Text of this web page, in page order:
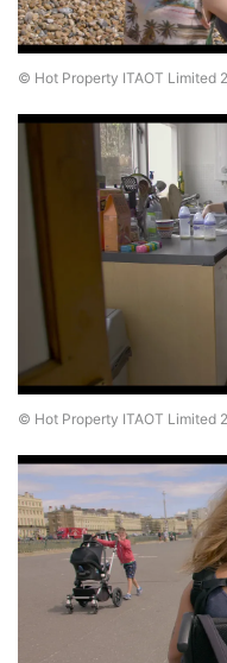
© Hot Property ITAOT Limited
© Hot Property ITAOT Limited